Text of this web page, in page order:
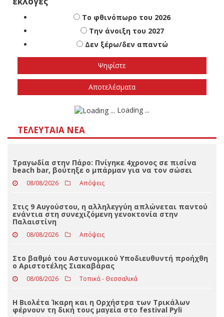
Πότε πιστεύετε ότι θα γίνουν οι εθνικές
εκλογές
Το φθινόπωρο του 2026
Την άνοιξη του 2027
Δεν ξέρω/δεν απαντώ
ΤΕΛΕΥΤΑΊΑ ΝΈΑ
Τραγωδία στην Πάρο: Πνίγηκε 4χρονος σε πισίνα
beach bar, βούτηξε ο μπάρμαν για να τον σώσει
08/08/2026
ενάντια στη συνεχιζόμενη γενοκτονία στην
Παλαιστίνη
08/08/2026 Απόψεις
Στο βαθμό του Αστυνομικού Υποδιευθυντή προήχθη
ο Αριστοτέλης Σιακαβάρας